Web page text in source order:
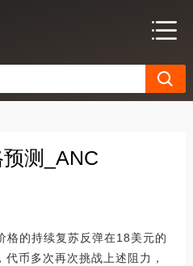
测_ANC
格的持续复苏反弹在18美元的
币多次再次挑战上述阻力，